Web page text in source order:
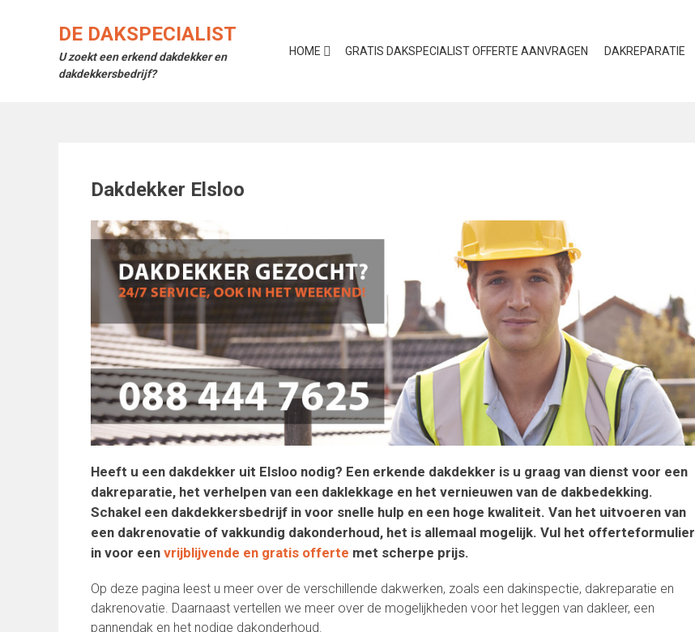
DE DAKSPECIALIST
U zoekt een erkend dakdekker en
dakdekkersbedrijf?
HOME GRATIS DAKSPECIALIST OFFERTE AANVRAGEN DAKREPARATIE
Dakdekker Elsloo
Heeft u een dakdekker uit Elsloo nodig? Een erkende dakdekker is u graag van dienst voor een
dakreparatie, het verhelpen van een daklekkage en het vernieuwen van de dakbedekking.
Schakel een dakdekkersbedrijf in voor snelle hulp en een hoge kwaliteit. Van het uitvoeren van
een dakrenovatie of vakkundig dakonderhoud, het is allemaal mogelijk. Vul het offerteformulier
in voor een vrijblijvende en gratis offerte met scherpe prijs.
Op deze pagina leest u meer over de verschillende dakwerken, zoals een dakinspectie, dakreparatie en
dakrenovatie. Daarnaast vertellen we meer over de mogelijkheden voor het leggen van dakleer, een
pannendak en het nodige dakonderhoud.